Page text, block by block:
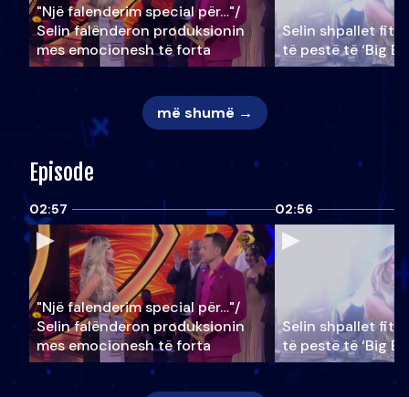
"Një falenderim special për…"/
Selin falënderon produksionin
mes emocionesh të forta
Selin shpallet
të pestë të ‘Big
më shumë →
Episode
02:57
"Një falenderim special për…"/
Selin falënderon produksionin
mes emocionesh të forta
02:56
Selin shpallet
të pestë të ‘Big